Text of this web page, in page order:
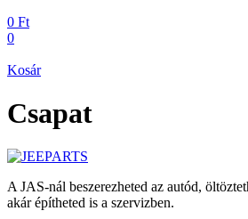
0 Ft
0
Kosár
Csapat
A JAS-nál beszerezheted az autód,
akár építheted is a szervizben.